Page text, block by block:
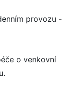
provozu -
o venkovní